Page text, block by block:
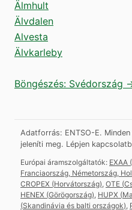
Älmhult
Älvdalen
Alvesta
Älvkarleby
Böngészés: Svédország
Adatforrás: ENTSO-E.
jeleníti meg. Lépjen
Európai áramszolgáltatók: EXAA (
Franciaország, Németország,
CROPEX (Horvátország) OTE (
HENEX (Görögország) HUPX (
(Skandinávia és balti országok)